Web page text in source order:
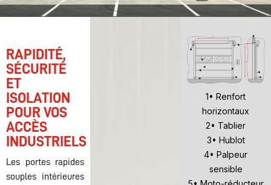
1• Renfort
horizontaux
2• Tablier
3• Hublot
4• Palpeur
sensible
RAPIDITÉ,
SÉCURITÉ
ET
ISOLATION
POUR VOS
ACCÈS
INDUSTRIELS
Les portes rapides
souples intérieures